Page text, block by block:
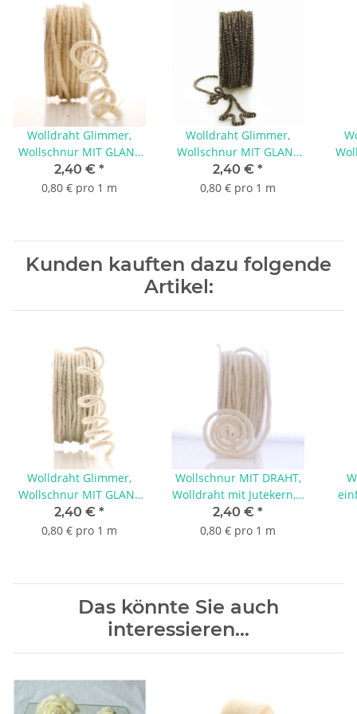
Wolldraht Glimmer,
Wollschnur MIT GLANZ
m Stärke 5 mm, echte
2,40 € *
0,80 € pro 1 m
Wolldraht Glimmer,
Wollschnur MIT GLANZ
m Stärke 5 mm, echte
2,40 € *
0,80 € pro 1 m
Kunden kauften dazu folgende
Artikel:
Wolldraht Glimmer,
Wollschnur MIT GLANZ
m Stärke 5 mm, echte
2,40 € *
0,80 € pro 1 m
Wollschnur MIT DRAHT,
Wolldraht mit Jutekern, L
3 m Stärke 5 mm, echte
Schurwolle in natur
2,40 € *
0,80 € pro 1 m
Das könnte Sie auch
interessieren...